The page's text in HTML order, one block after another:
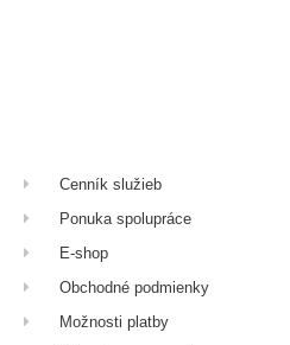
Cenník služieb
Ponuka spolupráce
E-shop
Obchodné podmienky
Možnosti platby